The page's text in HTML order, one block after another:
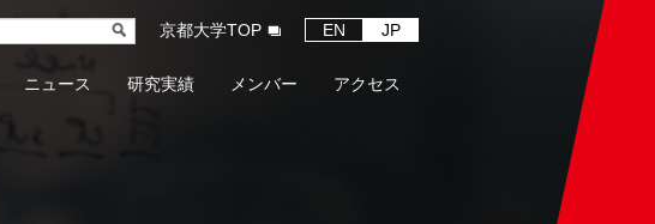
京都大学TOP EN JP
ニュース 研究実績 メンバー アクセス